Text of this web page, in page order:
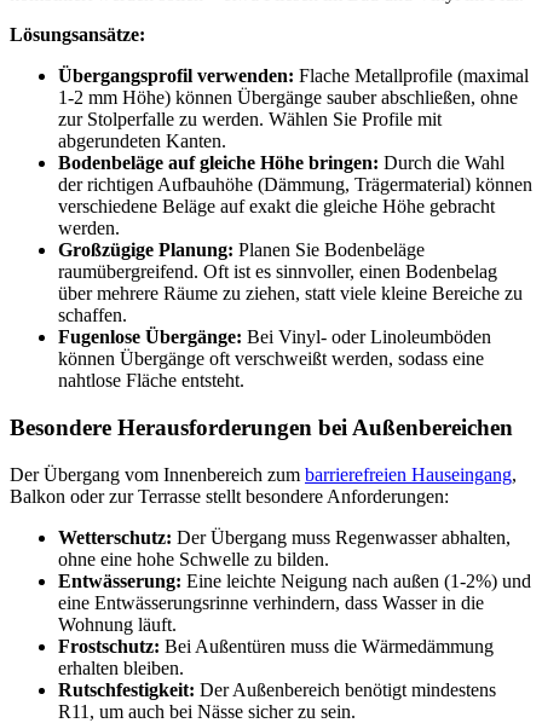
Lösungsansätze:
Übergangsprofil verwenden: Flache Metallprofile (maximal
1-2 mm Höhe) können Übergänge sauber abschließen, ohne
zur Stolperfalle zu werden. Wählen Sie Profile mit
abgerundeten Kanten.
Bodenbeläge auf gleiche Höhe bringen: Durch die Wahl
der richtigen Aufbauhöhe (Dämmung, Trägermaterial) können
verschiedene Beläge auf exakt die gleiche Höhe gebracht
werden.
Großzügige Planung: Planen Sie Bodenbeläge
raumübergreifend. Oft ist es sinnvoller, einen Bodenbelag
über mehrere Räume zu ziehen, statt viele kleine Bereiche zu
schaffen.
Fugenlose Übergänge: Bei Vinyl- oder Linoleumböden
können Übergänge oft verschweißt werden, sodass eine
nahtlose Fläche entsteht.
Besondere Herausforderungen bei Außenbereichen
Der Übergang vom Innenbereich zum barrierefreien Hauseingang,
Balkon oder zur Terrasse stellt besondere Anforderungen:
Wetterschutz: Der Übergang muss Regenwasser abhalten,
ohne eine hohe Schwelle zu bilden.
Entwässerung: Eine leichte Neigung nach außen (1-2%) und
eine Entwässerungsrinne verhindern, dass Wasser in die
Wohnung läuft.
Frostschutz: Bei Außentüren muss die Wärmedämmung
erhalten bleiben.
Rutschfestigkeit: Der Außenbereich benötigt mindestens
R11, um auch bei Nässe sicher zu sein.